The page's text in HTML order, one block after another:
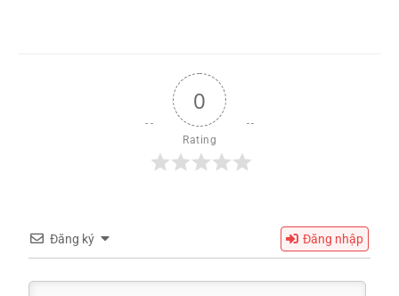
0
Rating
Đăng ký Đăng nhập